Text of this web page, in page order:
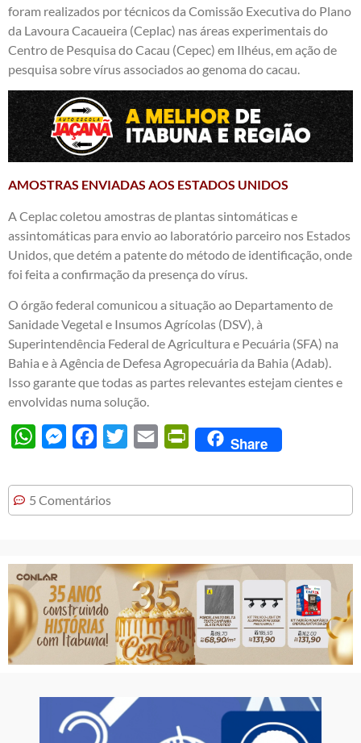
foram realizados por técnicos da Comissão Executiva do Plano
da Lavoura Cacaueira (Ceplac) nas áreas experimentais do
Centro de Pesquisa do Cacau (Cepec) em Ilhéus, em ação de
pesquisa sobre vírus associados ao genoma do cacau.
AMOSTRAS ENVIADAS AOS ESTADOS UNIDOS
A Ceplac coletou amostras de plantas sintomáticas e
assintomáticas para envio ao laboratório parceiro nos Estados
Unidos, que detém a patente do método de identificação, onde
foi feita a confirmação da presença do vírus.
O órgão federal comunicou a situação ao Departamento de
Sanidade Vegetal e Insumos Agrícolas (DSV), à
Superintendência Federal de Agricultura e Pecuária (SFA) na
Bahia e à Agência de Defesa Agropecuária da Bahia (Adab).
Isso garante que todas as partes relevantes estejam cientes e
envolvidas numa solução.
WhatsAppMessengerFacebook
Twitter Email PrintFriendly
Share
5 Comentários